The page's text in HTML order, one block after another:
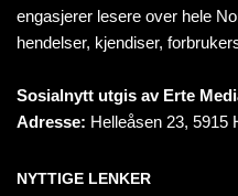
engasjerer lesere over hele
hendelser, kjendiser,
Sosialnytt utgis av Erte
Adresse: Helleåsen 23, 5915
NYTTIGE LENKER